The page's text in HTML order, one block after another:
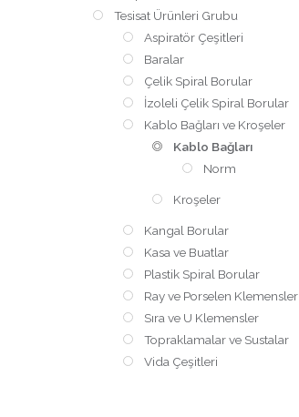
Tesisat Ürünleri Grubu
Aspiratör Çeşitleri
Baralar
Çelik Spiral Borular
İzoleli Çelik Spiral Borular
Kablo Bağları ve Kroşeler
Kablo Bağları
Norm
Kroşeler
Kangal Borular
Kasa ve Buatlar
Plastik Spiral Borular
Ray ve Porselen Klemensler
Sıra ve U Klemensler
Topraklamalar ve Sustalar
Vida Çeşitleri